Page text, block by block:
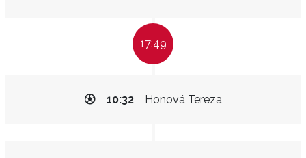
17:49
Honová Tereza
10:32